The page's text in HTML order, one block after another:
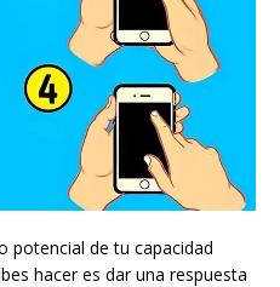
potencial de tu capacidad
hacer es dar una respuesta